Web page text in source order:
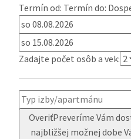
Termín od: Termín do:
Zadajte počet osôb a vek:
OveriťPreveríme Vám
najbližšej možnej dobe